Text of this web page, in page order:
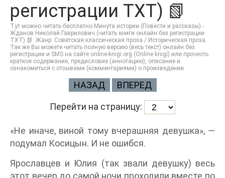
регистрации TXT) 📗
Тут можно читать бесплатно Минута истории (Повести и рассказы) -
Жданов Николай Гаврилович (читать книги онлайн без регистрации
TXT) 📗. Жанр: Советская классическая проза / Историческая проза.
Так же Вы можете читать полную версию (весь текст) онлайн без
регистрации и SMS на сайте online-knigi.org (Online knigi) или прочесть
краткое содержание, предисловие (аннотацию), описание и
ознакомиться с отзывами (комментариями) о произведении.
НАЗАД ВПЕРЕД
Перейти на страницу:
«Не иначе, виной тому вчерашняя девушка», —
подумал Косицын. И не ошибся.
Ярославцев и Юлия (так звали девушку) весь
этот вечер до самой ночи проходили вместе по